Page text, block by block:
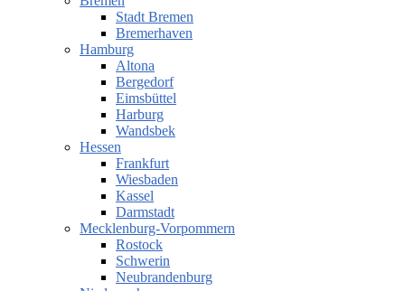
Stadt Bremen
Bremerhaven
Hamburg
Altona
Bergedorf
Eimsbüttel
Harburg
Wandsbek
Hessen
Frankfurt
Wiesbaden
Kassel
Darmstadt
Mecklenburg-Vorpommern
Rostock
Schwerin
Neubrandenburg